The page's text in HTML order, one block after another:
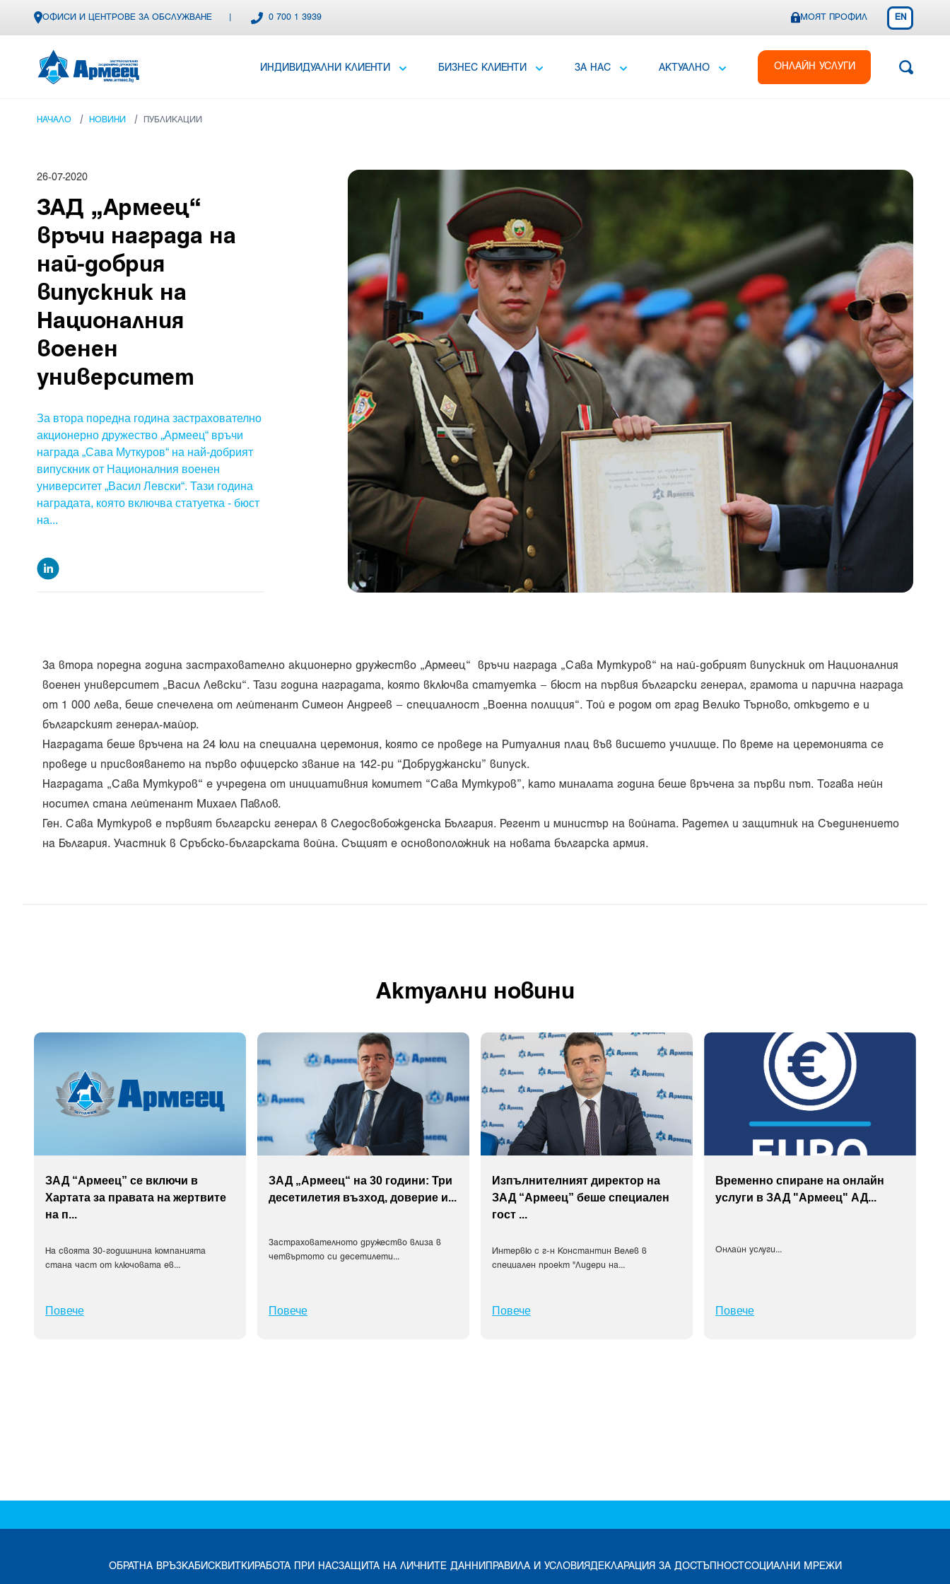
ОФИСИ И ЦЕНТРОВЕ ЗА ОБСЛУЖВАНЕ 0 700 1 3939 МОЯТ ПРОФИЛ EN
ИНДИВИДУАЛНИ КЛИЕНТИ БИЗНЕС КЛИЕНТИ ЗА НАС АКТУАЛНО ОНЛАЙН УСЛУГИ
НАЧАЛО / НОВИНИ / ПУБЛИКАЦИИ
26-07-2020
ЗАД „Армеец“
връчи награда на
най-добрия
випускник на
Националния
военен
университет
За втора поредна година застрахователно
акционерно дружество „Армеец“ връчи
награда „Сава Муткуров“ на най-добрият
випускник от Националния военен
университет „Васил Левски“. Тази година
наградата, която включва статуетка - бюст
на...
За втора поредна година застрахователно акционерно дружество „Армеец“ връчи награда „Сава Муткуров“ на най-добрият випускник от Националния
военен университет „Васил Левски“. Тази година наградата, която включва статуетка – бюст на първия български генерал, грамота и парична награда
от 1 000 лева, беше спечелена от лейтенант Симеон Андреев – специалност „Военна полиция“. Той е родом от град Велико Търново, откъдето е и
българският генерал-майор.
Наградата беше връчена на 24 юли на специална церемония, която се проведе на Ритуалния плац във висшето училище. По време на церемонията се
проведе и присвояването на първо офицерско звание на 142-ри “Добруджански” випуск.
Наградата „Сава Муткуров“ е учредена от инициативния комитет “Сава Муткуров”, като миналата година беше връчена за първи път. Тогава нейн
носител стана лейтенант Михаел Павлов.
Ген. Сава Муткуров е първият български генерал в Следосвобожденска България. Регент и министър на войната. Радетел и защитник на Съединението
на България. Участник в Сръбско-българската война. Същият е основоположник на новата българска армия.
Актуални новини
ЗАД “Армеец” се включи в
Хартата за правата на жертвите
на п...
На своята 30-годишнина компанията
стана част от ключовата ев...
Повече
ЗАД „Армеец“ на 30 години: Три
десетилетия възход, доверие и...
Застрахователното дружество влиза в
четвъртото си десетилети...
Повече
Изпълнителният директор на
ЗАД “Армеец” беше специален
гост ...
Интервю с г-н Константин Велев в
специален проект "Лидери на...
Повече
Временно спиране на онлайн
услуги в ЗАД "Армеец" АД...
Онлайн услуги...
Повече
ОБРАТНА ВРЪЗКАБИСКВИТКИ РАБОТА ПРИ НАСЗАЩИТА НА ЛИЧНИТЕ ДАННИ ПРАВИЛА И УСЛОВИЯДЕКЛАРАЦИЯ ЗА ДОСТЪПНОСТ СОЦИАЛНИ МРЕЖИ